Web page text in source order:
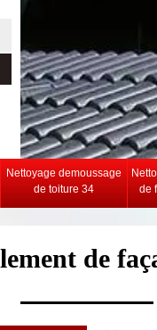
Nettoyage demoussage
de toiture 34
de
de